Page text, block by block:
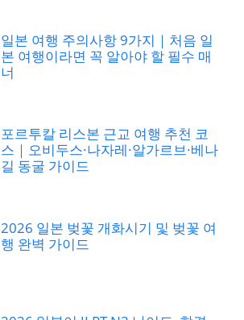
일본 여행 주의사항 9가지｜처음 일
본 여행이라면 꼭 알아야 할 필수 매
너
포르투칼 리스본 근교 여행 추천 코
스｜오비두스·나자레·알가르브·베나
길 동굴 가이드
2026 일본 벚꽃 개화시기 및 벚꽃 여
행 완벽 가이드